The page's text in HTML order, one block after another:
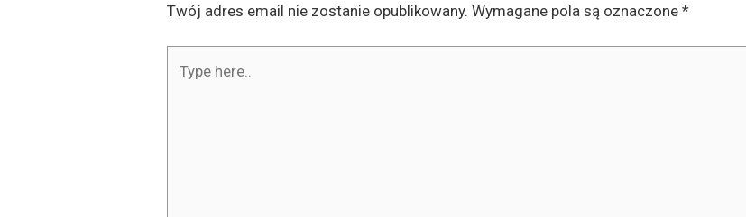
Twój adres email nie zostanie opublikowany. Wymagane pola są oznaczone*
here..